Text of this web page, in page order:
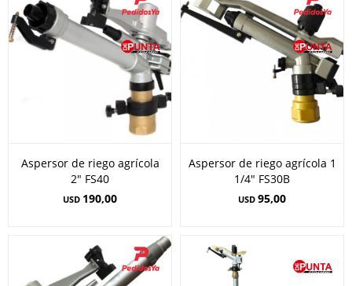
Aspersor de riego agrícola
2" FS40
USD 190,00
Aspersor de riego agrícola 1
1/4" FS30B
USD 95,00